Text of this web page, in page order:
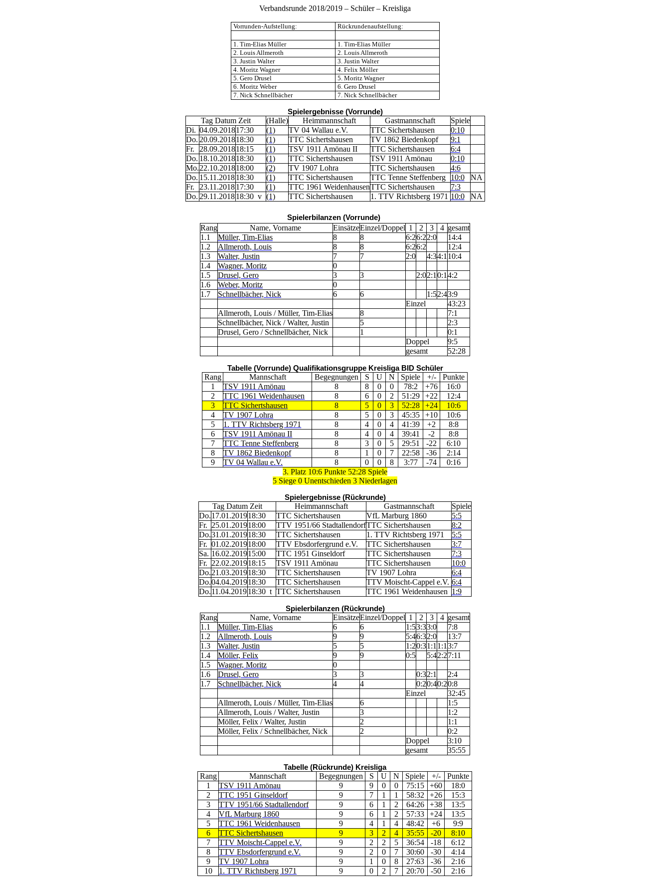
Verbandsrunde 2018/2019 – Schüler – Kreisliga
Vorrunden-Aufstellung: Rückrundenaufstellung:
1. Tim-Elias Müller
1. Tim-Elias Müller
2. Louis Allmeroth
2. Louis Allmeroth
3. Justin Walter
3. Justin Walter
4. Moritz Wagner
4. Felix Möller
5. Gero Drusel
5. Moritz Wagner
6. Moritz Weber
6. Gero Drusel
7. Nick Schnellbächer
7. Nick Schnellbächer
Spielergebnisse (Vorrunde)
Tag Datum Zeit (Halle) Heimmannschaft Gastmannschaft
Spiele
Di. 04.09.201817:30 (1) TV 04 Wallau e.V. TTC Sichertshausen
0:10
Do. 20.09.201818:30 (1) TTC Sichertshausen TV 1862 Biedenkopf
9:1
Fr.
28.09.201818:15 (1) TSV 1911 Amönau II TTC Sichertshausen
6:4
Do. 18.10.201818:30 (1) TTC Sichertshausen TSV 1911 Amönau
0:10
Mo.22.10.201818:00 (2) TV 1907 Lohra TTC Sichertshausen
4:6
Do. 15.11.2018 18:30 (1) TTC Sichertshausen TTC Tenne Steffenberg 10:0
NA
Fr.
23.11.2018 17:30 (1) TTC 1961 WeidenhausenTTC Sichertshausen
7:3
Do. 29.11.2018 18:30 v (1) TTC Sichertshausen 1. TTV Richtsberg 1971 10:0 NA
Spielerbilanzen (Vorrunde)
Rang Name, Vorname EinsätzeEinzel/Doppel 1 2 3 4 gesamt
1.1
Müller, Tim-Elias 8 8 6:26:22:0
14:4
1.2
Allmeroth, Louis 8 8 6:26:2
12:4
1.3
Walter, Justin 7 7 2:0 4:34:1 10:4
1.4
Wagner, Moritz
0
1.5
Drusel, Gero 3 3 2:02:1 0:1 4:2
1.6
Weber, Moritz
0
1.7
Schnellbächer, Nick 6 6 1:52:43:9
Einzel
43:23
Allmeroth, Louis / Müller, Tim-Elias
8
7:1
Schnellbächer, Nick / Walter, Justin
5
2:3
Drusel, Gero / Schnellbächer, Nick
1
0:1
Doppel
9:5
gesamt
52:28
Tabelle (Vorrunde) Qualifikationsgruppe Kreisliga BID Schüler
Rang Mannschaft Begegnungen S U N Spiele +/-
Punkte
1
TSV 1911 Amönau 8 8 0 0 78:2 +76
16:0
2
TTC 1961 Weidenhausen 8 6 0 2 51:29 +22
12:4
3
TTC Sichertshausen 8 5 0 3 52:28 +24
10:6
4
TV 1907 Lohra 8 5 0 3 45:35 +10
10:6
5
1. TTV Richtsberg 1971 8 4 0 4 41:39 +2
8:8
6
TSV 1911 Amönau II 8 4 0 4 39:41 -2
8:8
7
TTC Tenne Steffenberg 8 3 0 5 29:51 -22
6:10
8
TV 1862 Biedenkopf 8 1 0 7 22:58 -36
2:14
9
TV 04 Wallau e.V. 8 0 0 8 3:77 -74
0:16
3. Platz 10:6 Punkte 52:28 Spiele
5 Siege 0 Unentschieden 3 Niederlagen
Spielergebnisse (Rückrunde)
Tag Datum Zeit Heimmannschaft Gastmannschaft
Spiele
Do.17.01.201918:30 TTC Sichertshausen VfL Marburg 1860
5:5
Fr. 25.01.201918:00 TTV 1951/66 StadtallendorfTTC Sichertshausen
8:2
Do.31.01.201918:30 TTC Sichertshausen 1. TTV Richtsberg 1971
5:5
Fr. 01.02.201918:00 TTV Ebsdorfergrund e.V. TTC Sichertshausen
3:7
Sa. 16.02.201915:00 TTC 1951 Ginseldorf TTC Sichertshausen
7:3
Fr. 22.02.201918:15 TSV 1911 Amönau TTC Sichertshausen
10:0
Do.21.03.201918:30 TTC Sichertshausen TV 1907 Lohra
6:4
Do.04.04.201918:30 TTC Sichertshausen TTV Moischt-Cappel e.V. 6:4
Do.11.04.201918:30 t TTC Sichertshausen TTC 1961 Weidenhausen 1:9
Spielerbilanzen (Rückrunde)
Rang Name, Vorname EinsätzeEinzel/Doppel 1 2 3 4 gesamt
1.1
Müller, Tim-Elias 6 6 1:53:33:0
7:8
1.2
Allmeroth, Louis 9 9 5:46:32:0
13:7
1.3
Walter, Justin 5 5 1:20:31:1 1:1 3:7
1.4
Möller, Felix 9 9 0:5 5:42:27:11
1.5
Wagner, Moritz
0
1.6
Drusel, Gero 3 3 0:32:1
2:4
1.7
Schnellbächer, Nick 4 4 0:20:40:20:8
Einzel
32:45
Allmeroth, Louis / Müller, Tim-Elias
6
1:5
Allmeroth, Louis / Walter, Justin
3
1:2
Möller, Felix / Walter, Justin
2
1:1
Möller, Felix / Schnellbächer, Nick
2
0:2
Doppel
3:10
gesamt
35:55
Tabelle (Rückrunde) Kreisliga
Rang Mannschaft Begegnungen S U N Spiele +/-
Punkte
1
TSV 1911 Amönau 9 9 0 0 75:15 +60
18:0
2
TTC 1951 Ginseldorf 9 7 1 1 58:32 +26
15:3
3
TTV 1951/66 Stadtallendorf 9 6 1 2 64:26 +38
13:5
4
VfL Marburg 1860 9 6 1 2 57:33 +24
13:5
5
TTC 1961 Weidenhausen 9 4 1 4 48:42 +6
9:9
6
TTC Sichertshausen 9 3 2 4 35:55 -20
8:10
7
TTV Moischt-Cappel e.V. 9 2 2 5 36:54 -18
6:12
8
TTV Ebsdorfergrund e.V. 9 2 0 7 30:60 -30
4:14
9
TV 1907 Lohra 9 1 0 8 27:63 -36
2:16
10
1. TTV Richtsberg 1971 9 0 2 7 20:70 -50 2:16